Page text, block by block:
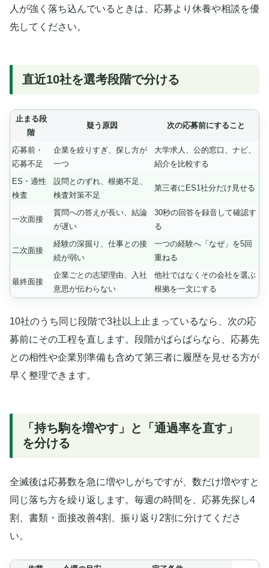
人が強く落ち込んでいるときは、応募より休養や相談を優
先してください。
直近10社を選考段階で分ける
止まる段
階
疑う原因 次の応募前にすること
応募前・
応募不足
企業を絞りすぎ、探し方が
一つ
大学求人、公的窓口、ナビ、
紹介を比較する
ES・適性
検査
設問とのずれ、根拠不足、
検査対策不足
第三者にES1社分だけ見せる
一次面接
質問への答えが長い、結論
が遅い
30秒の回答を録音して確認す
る
二次面接
経験の深掘り、仕事との接
続が弱い
一つの経験へ「なぜ」を5回
重ねる
最終面接
企業ごとの志望理由、入社
意思が伝わらない
他社ではなくその会社を選ぶ
根拠を一文にする
10社のうち同じ段階で3社以上止まっているなら、次の応
募前にその工程を直します。段階がばらばらなら、応募先
との相性や企業別準備も含めて第三者に履歴を見せる方が
早く整理できます。
「持ち駒を増やす」と「通過率を直す」
を分ける
全滅後は応募数を急に増やしがちですが、数だけ増やすと
同じ落ち方を繰り返します。毎週の時間を、応募先探し4
割、書類・面接改善4割、振り返り2割に分けてくださ
い。